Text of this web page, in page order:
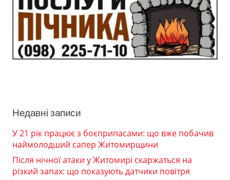
Недавні записи
У 21 рік працює з боєприпасами: що вже побачив
наймолодший сапер Житомирщини
Після нічної атаки у Житомирі скаржаться на
різкий запах: що показують датчики повітря